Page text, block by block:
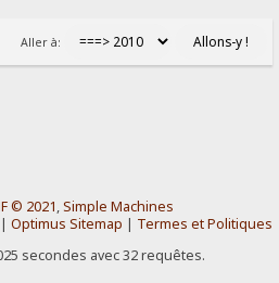
Aller à:
© 2021,Simple Machines
| Optimus Sitemap | Termes et Politiques
secondes avec 32 requêtes.